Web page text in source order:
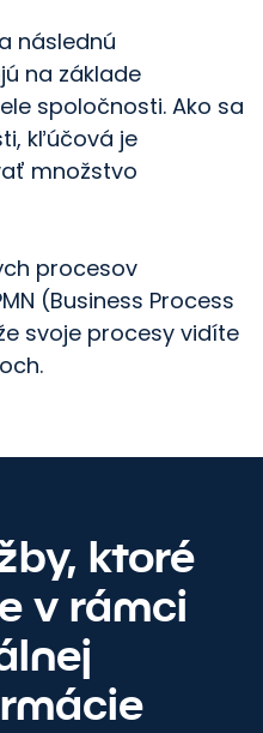
následnú
na základe
spoločnosti. Ako sa
kľúčová je
množstvo
procesov
(Business Process
svoje procesy vidíte
ktoré
v rámci
váš
nás